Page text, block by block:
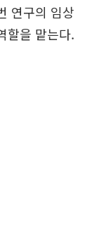
연구의 임상
할을 맡는다.